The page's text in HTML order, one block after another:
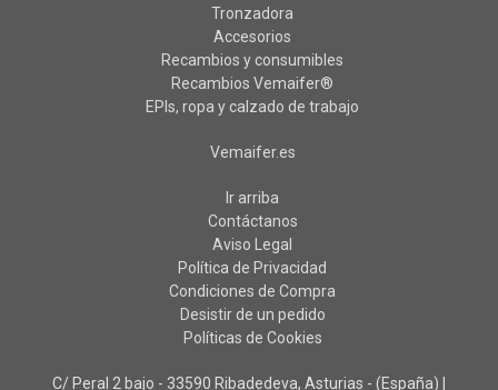
Tronzadora
Accesorios
Recambios y consumibles
Recambios Vemaifer®
EPIs, ropa y calzado de trabajo
Vemaifer.es
Ir arriba
Contáctanos
Aviso Legal
Política de Privacidad
Condiciones de Compra
Desistir de un pedido
Políticas de Cookies
C/ Peral 2 bajo - 33590 Ribadedeva, Asturias - (España) |